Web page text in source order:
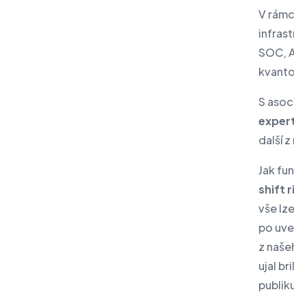
V
SOC,
S
další
Jak
shift
vše
po
z
ujal